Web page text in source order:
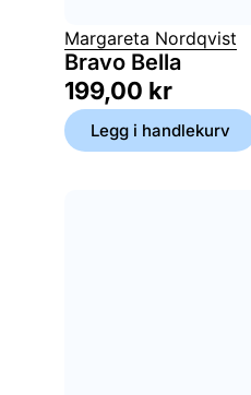
Margareta Nordqvist
Bravo Bella
199,00 kr
Legg i handlekurv